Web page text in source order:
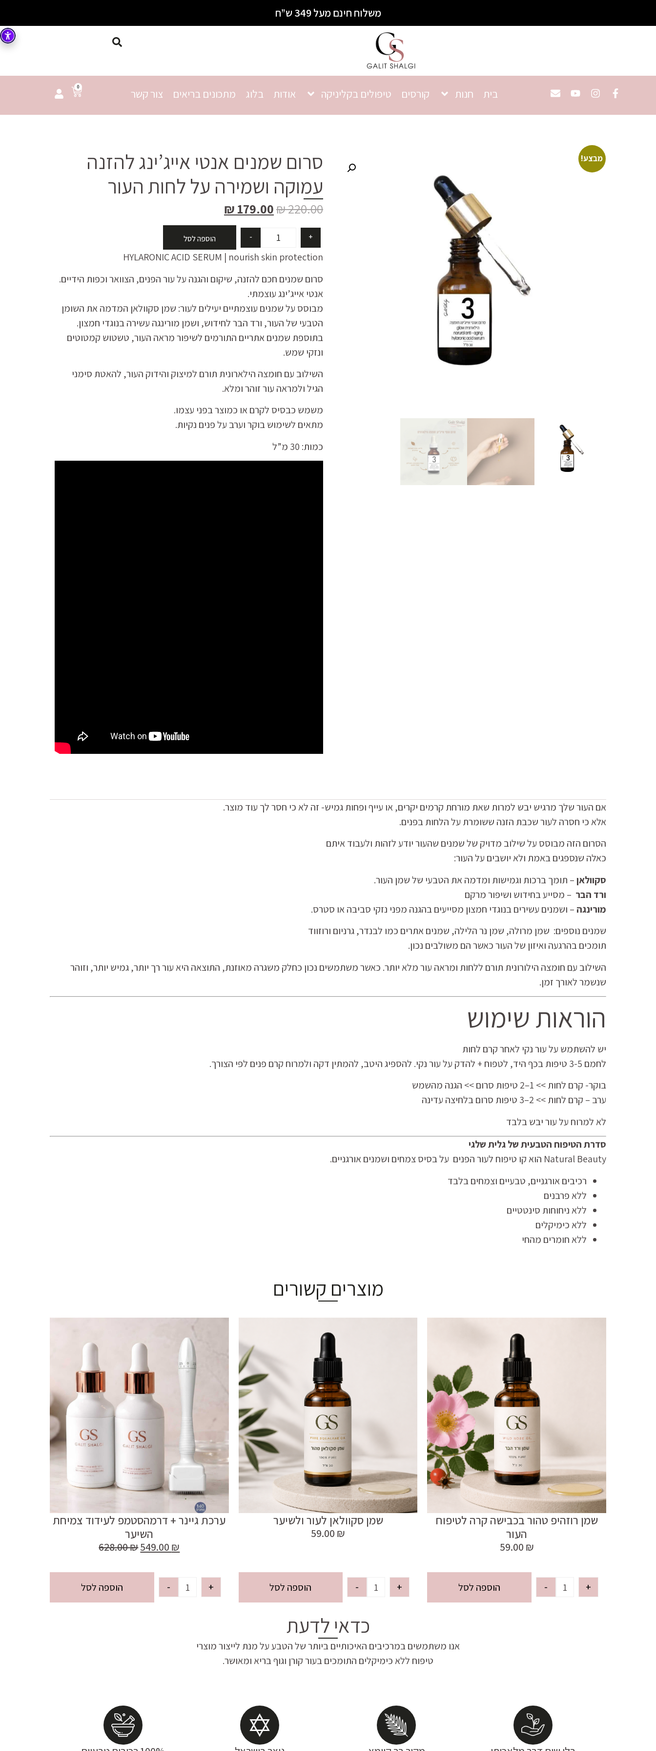
משלוח חינם מעל 349 ש”ח
בית חנות קורסים טיפולים בקליניקה אודות בלוג מתכונים בריאים צור קשר
0
סרום שמנים אנטי אייג’ינג להזנה
עמוקה ושמירה על לחות העור
220.00
₪
179.00
₪
- + הוספה לסל
HYLARONIC ACID SERUM | nourish skin protection
סרום שמנים חכם להזנה, שיקום והגנה על עור הפנים, הצוואר וכפות הידיים.
אנטי אייג’ינג עוצמתי.
מבוסס על שמנים עוצמתיים יעילים לעור: שמן סקוולאן המדמה את השומן
הטבעי של העור, ורד הבר לחידוש, ושמן מורינגה עשירה בנוגדי חמצון.
בתוספת שמנים אתריים התורמים לשיפור מראה העור, טשטוש קמטוטים
ונזקי שמש.
השילוב עם חומצה הילארונית תורם למיצוק והידוק העור, להאטת סימני
הגיל ולמראה עור זוהר ומלא.
משמש כבסיס לקרם או כמוצר בפני עצמו.
מתאים לשימוש בוקר וערב על פנים נקיות.
כמות: 30 מ”ל
מבצע!
אם העור שלך מרגיש יבש למרות שאת מורחת קרמים יקרים,או עייף ופחות גמיש- זה לא כי חסר לך עוד מוצר.
אלא כי חסרה לעור שכבת הזנה ששומרת על הלחות בפנים.
הסרום הזה מבוסס על שילוב מדויק של שמנים שהעור יודע לזהות ולעבוד איתם
כאלה שנספגים באמת ולא יושבים על העור:
סקוולאן– תומך ברכות וגמישות ומדמה את הטבעי של שמן העור.
ורד הבר – מסייע בחידוש ושיפור מרקם
מורינגה – ושמנים עשירים בנוגדי חמצון מסייעים בהגנה מפני נזקי סביבה או סטרס.
שמנים נוספים: שמן מרולה, שמן נר הלילה, שמנים אתרים כמו לבנדר, גרניום ורוזווד
תומכים בהרגעה ואיזון של העור כאשר הם משולבים נכון.
השילוב עם חומצה הילורונית תורם ללחות ומראה עור מלא יותר. כאשר משתמשים נכון כחלק משגרה מאוזנת, התוצאה היא עור רך יותר, גמיש יותר, וזוהר
שנשמר לאורך זמן.
הוראות שימוש
יש להשתמש על עור נקי לאחר קרם לחות
לחמם 3-5 טיפות בכף היד, לטפוח + להדק על עור נקי. להספיג היטב, להמתין דקה ולמרוח קרם פנים לפי הצורך.
בוקר- קרם לחות >> 1–2 טיפות סרום >> הגנה מהשמש
ערב – קרם לחות >> 2–3 טיפות סרום בלחיצה עדינה
לא למרוח על עור יבש בלבד
סדרת הטיפוח הטבעית של גלית שלגי
Natural Beauty הוא קו טיפוח לעור הפנים על בסיס צמחים ושמנים אורגניים.
רכיבים אורגניים, טבעיים וצמחים בלבד
ללא פרבנים
ללא ניחוחות סינטטיים
ללא כימיקלים
ללא חומרים מהחי
מוצרים קשורים
שמן רוזהיפ טהור בכבישה קרה לטיפוח
העור
59.00 ₪
- + הוספה לסל
שמן סקוולאן לעור ולשיער
59.00 ₪
- + הוספה לסל
ערכת גיינר + דרמהסטמפ לעידוד צמיחת
השיער
628.00₪549.00 ₪
- + הוספה לסל
כדאי לדעת
אנו משתמשים במרכיבים האיכותיים ביותר של הטבע על מנת לייצור מוצרי
טיפוח ללא כימיקלים התומכים בעור קורן וגוף בריא ומאושר.